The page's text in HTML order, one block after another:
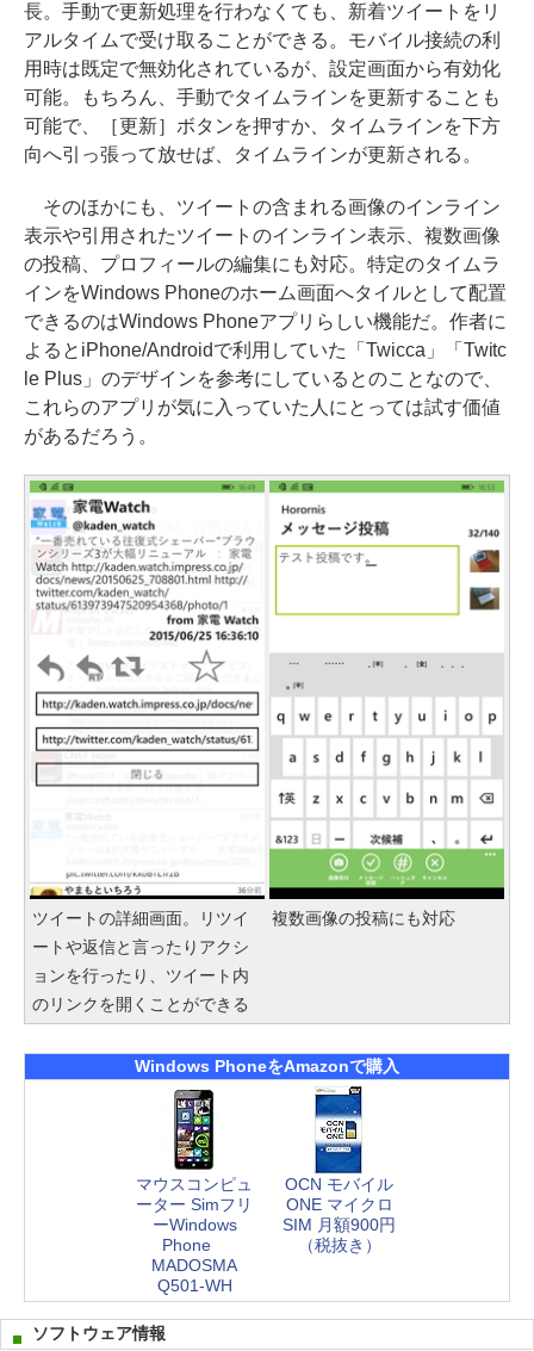
長。手動で更新処理を行わなくても、新着ツイートをリ
アルタイムで受け取ることができる。モバイル接続の利
用時は既定で無効化されているが、設定画面から有効化
可能。もちろん、手動でタイムラインを更新することも
可能で、［更新］ボタンを押すか、タイムラインを下方
向へ引っ張って放せば、タイムラインが更新される。
そのほかにも、ツイートの含まれる画像のインライン
表示や引用されたツイートのインライン表示、複数画像
の投稿、プロフィールの編集にも対応。特定のタイムラ
インをWindows Phoneのホーム画面へタイルとして配置
できるのはWindows Phoneアプリらしい機能だ。作者に
よるとiPhone/Androidで利用していた「Twicca」「Twitc
le Plus」のデザインを参考にしているとのことなので、
これらのアプリが気に入っていた人にとっては試す価値
があるだろう。
ツイートの詳細画面。リツイ
ートや返信と言ったりアクシ
ョンを行ったり、ツイート内
のリンクを開くことができる
複数画像の投稿にも対応
Windows PhoneをAmazonで購入
マウスコンピュ
ーター Simフリ
ーWindows
Phone
MADOSMA
Q501-WH
OCN モバイル
ONE マイクロ
SIM 月額900円
（税抜き）
ソフトウェア情報